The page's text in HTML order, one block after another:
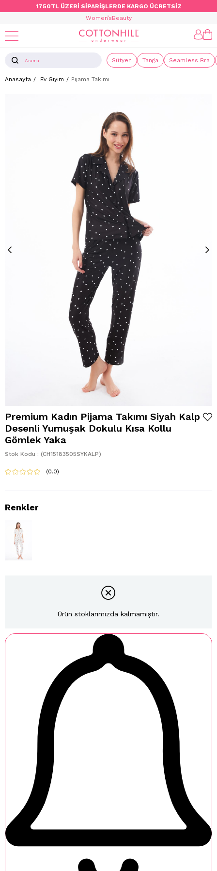
1750TL ÜZERİ SİPARİŞLERDE KARGO ÜCRETSİZ
Women’sBeauty
Sütyen Tanga Seamless Bra
Anasayfa Ev Giyim Pijama Takımı
Premium Kadın Pijama Takımı Siyah Kalp
Desenli Yumuşak Dokulu Kısa Kollu
Gömlek Yaka
Stok Kodu (CH15183505SYKALP)
0.0
Ürün stoklarımızda kalmamıştır.